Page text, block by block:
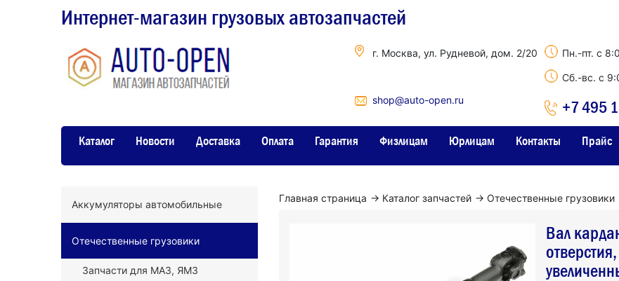
Интернет-магазин грузовых автозапчастей
г. Москва, ул. Рудневой, дом. 2/20
shop@auto-open.ru
Пн.-пт. с
Сб.-вс. с
+7 495
Каталог Новости Доставка Оплата Гарантия Физлицам Юрлицам Контакты Прайс
Аккумуляторы автомобильные
Отечественные грузовики
Запчасти для МАЗ, ЯМЗ
Главная страница → Каталог запчастей → Отечественные грузовики
Вал